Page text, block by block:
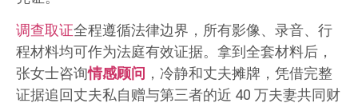
调查取证全程遵循法律边界，所有影像、录音、行
程材料均可作为法庭有效证据。拿到全套材料后，
张女士咨询情感顾问 ，冷静和丈夫摊牌，凭借完整
证据追回丈夫私自赠与第三者的近 40 万夫妻共同财